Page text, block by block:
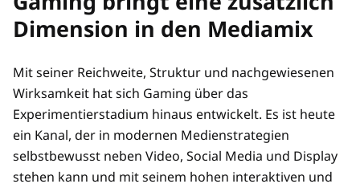
Dimension in den Mediamix
Mit seiner Reichweite, Struktur und nachgewiesenen
Wirksamkeit hat sich Gaming über das
Experimentierstadium hinaus entwickelt. Es ist heute
ein Kanal, der in modernen Medienstrategien
selbstbewusst neben Video, Social Media und Display
stehen kann und mit seinem hohen interaktiven und